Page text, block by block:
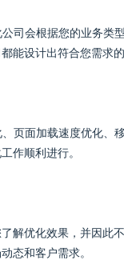
司会根据您的业务
能设计出符合您需求
页面加载速度优化、
作顺利进行。
解优化效果，并因此
态和客户需求。